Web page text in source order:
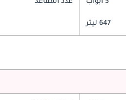
5 أبواب عدد المقاعد
647 ليتر